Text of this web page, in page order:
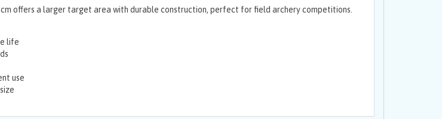
cm offers a larger target area with durable construction, perfect for field archery competitions.
life
use